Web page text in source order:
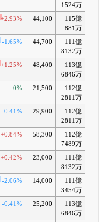
1524万
+2.93% 44,100
115億
881万
-1.65% 44,700
111億
8132万
+1.25% 48,400
113億
6846万
0% 21,500
112億
2811万
-0.41% 29,900
112億
2811万
+0.84% 58,300
112億
7489万
+0.42% 23,000
111億
8132万
-2.06% 14,000
111億
3454万
-0.41% 25,200
113億
6846万